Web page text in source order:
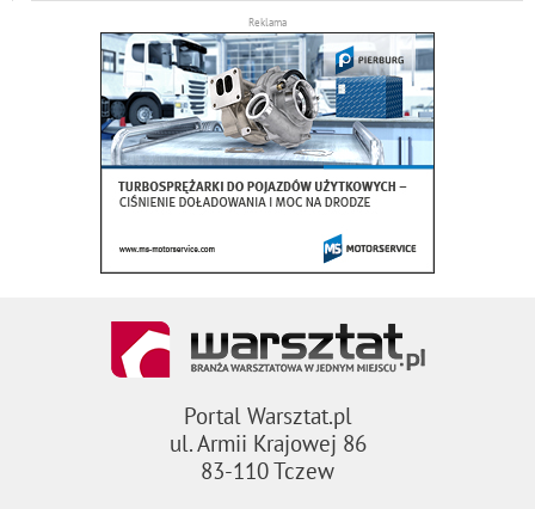
Reklama
Portal Warsztat.pl
ul. Armii Krajowej 86
83-110 Tczew